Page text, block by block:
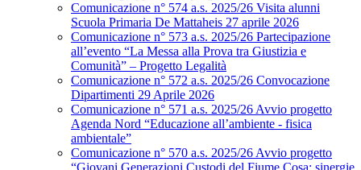
Comunicazione n° 574 a.s. 2025/26 Visita alunni
Scuola Primaria De Mattaheis 27 aprile 2026
Comunicazione n° 573 a.s. 2025/26 Partecipazione
all’evento “La Messa alla Prova tra Giustizia e
Comunità” – Progetto Legalità
Comunicazione n° 572 a.s. 2025/26 Convocazione
Dipartimenti 29 Aprile 2026
Comunicazione n° 571 a.s. 2025/26 Avvio progetto
Agenda Nord “Educazione all’ambiente - fisica
ambientale”
Comunicazione n° 570 a.s. 2025/26 Avvio progetto